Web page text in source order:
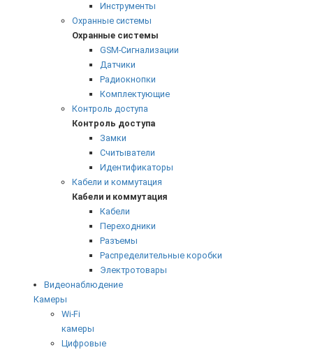
Инструменты
Охранные системы
Охранные системы
GSM-Сигнализации
Датчики
Радиокнопки
Комплектующие
Контроль доступа
Контроль доступа
Замки
Считыватели
Идентификаторы
Кабели и коммутация
Кабели и коммутация
Кабели
Переходники
Разъемы
Распределительные коробки
Электротовары
Видеонаблюдение
Камеры
Wi-Fi
камеры
Цифровые